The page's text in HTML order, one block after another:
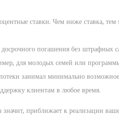
ставки. Чем ниже ставка, тем
погашения без штрафных
для молодых семей или
занимал минимально
клиентам в любое время.
приближает к реализации